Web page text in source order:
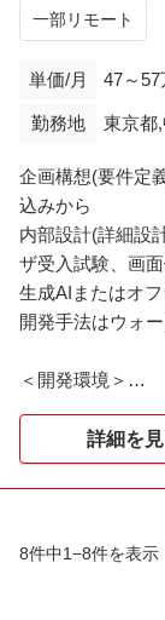
一部リモート
単価/月 47～57
勤務地 東京都
企画構想(要件定
込みから
内部設計(詳細設
ザ受入試験、画
生成AIまたはオ
開発手法はウォ
＜開発環境＞
＜担当フェーズ＞
要件定義～ユー
※※こちらの案件
詳細を
8件中1−8件を表示